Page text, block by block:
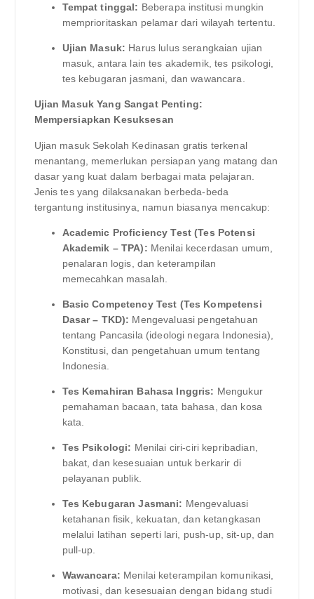
Tempat tinggal: Beberapa institusi mungkin
memprioritaskan pelamar dari wilayah tertentu.
Ujian Masuk: Harus lulus serangkaian ujian
masuk, antara lain tes akademik, tes psikologi,
tes kebugaran jasmani, dan wawancara.
Ujian Masuk Yang Sangat Penting:
Mempersiapkan Kesuksesan
Ujian masuk Sekolah Kedinasan gratis terkenal
menantang, memerlukan persiapan yang matang dan
dasar yang kuat dalam berbagai mata pelajaran.
Jenis tes yang dilaksanakan berbeda-beda
tergantung institusinya, namun biasanya mencakup:
Academic Proficiency Test (Tes Potensi
Akademik – TPA): Menilai kecerdasan umum,
penalaran logis, dan keterampilan
memecahkan masalah.
Basic Competency Test (Tes Kompetensi
Dasar – TKD): Mengevaluasi pengetahuan
tentang Pancasila (ideologi negara Indonesia),
Konstitusi, dan pengetahuan umum tentang
Indonesia.
Tes Kemahiran Bahasa Inggris: Mengukur
pemahaman bacaan, tata bahasa, dan kosa
kata.
Tes Psikologi: Menilai ciri-ciri kepribadian,
bakat, dan kesesuaian untuk berkarir di
pelayanan publik.
Tes Kebugaran Jasmani: Mengevaluasi
ketahanan fisik, kekuatan, dan ketangkasan
melalui latihan seperti lari, push-up, sit-up, dan
pull-up.
Wawancara: Menilai keterampilan komunikasi,
motivasi, dan kesesuaian dengan bidang studi